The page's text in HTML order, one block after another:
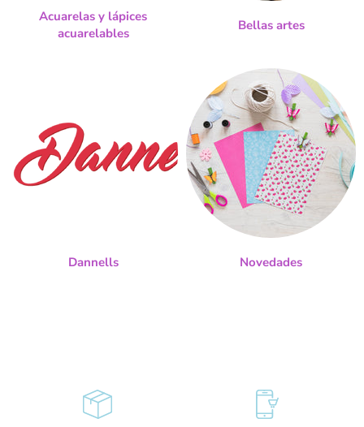
Acuarelas y lápices
acuarelables
Bellas artes
Dannells Novedades